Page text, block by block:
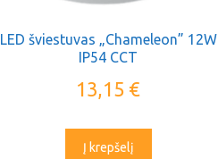
LED šviestuvas „Chameleon” 12W
IP54 CCT
13,15 €
Į krepšelį